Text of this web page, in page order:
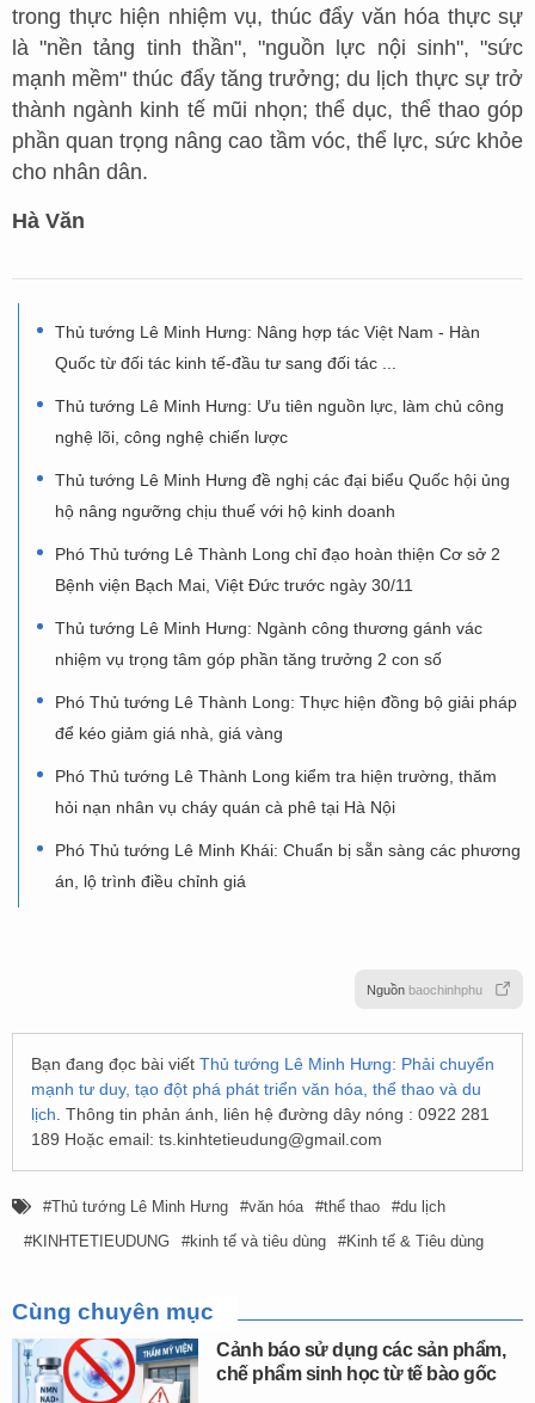
trong thực hiện nhiệm vụ, thúc đẩy văn hóa thực sự
là "nền tảng tinh thần", "nguồn lực nội sinh", "sức
mạnh mềm" thúc đẩy tăng trưởng; du lịch thực sự trở
thành ngành kinh tế mũi nhọn; thể dục, thể thao góp
phần quan trọng nâng cao tầm vóc, thể lực, sức khỏe
cho nhân dân.
Hà Văn
Thủ tướng Lê Minh Hưng: Nâng hợp tác Việt Nam - Hàn
Quốc từ đối tác kinh tế-đầu tư sang đối tác ...
Thủ tướng Lê Minh Hưng: Ưu tiên nguồn lực, làm chủ công
nghệ lõi, công nghệ chiến lược
Thủ tướng Lê Minh Hưng đề nghị các đại biểu Quốc hội ủng
hộ nâng ngưỡng chịu thuế với hộ kinh doanh
Phó Thủ tướng Lê Thành Long chỉ đạo hoàn thiện Cơ sở 2
Bệnh viện Bạch Mai, Việt Đức trước ngày 30/11
Thủ tướng Lê Minh Hưng: Ngành công thương gánh vác
nhiệm vụ trọng tâm góp phần tăng trưởng 2 con số
Phó Thủ tướng Lê Thành Long: Thực hiện đồng bộ giải pháp
để kéo giảm giá nhà, giá vàng
Phó Thủ tướng Lê Thành Long kiểm tra hiện trường, thăm
hỏi nạn nhân vụ cháy quán cà phê tại Hà Nội
Phó Thủ tướng Lê Minh Khái: Chuẩn bị sẵn sàng các phương
án, lộ trình điều chỉnh giá
Nguồn baochinhphu
Bạn đang đọc bài viết Thủ tướng Lê Minh Hưng: Phải chuyển
mạnh tư duy, tạo đột phá phát triển văn hóa, thể thao và du
lịch. Thông tin phản ánh, liên hệ đường dây nóng : 0922 281
189 Hoặc email: ts.kinhtetieudung@gmail.com
Thủ tướng Lê Minh Hưng văn hóa thể thao
du lịch
KINHTETIEUDUNG
kinh tế và tiêu dùng Kinh tế & Tiêu dùng
Cùng chuyên mục
Cảnh báo sử dụng các sản phẩm,
chế phẩm sinh học từ tế bào gốc